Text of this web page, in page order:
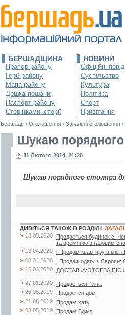
БЕРШАДЩИНА
Прапор району
Герб району
Мапа району
Дошка пошани
Паспорт району
Сторінками історії
НОВИНИ
Офіційні
Суспільство
Культура
Політика
Спорт
Привітання
Бершадь / Оголошення / Загальні оголошення /
Шукаю порядного
11 Лютого 2014, 21:20
Шукаю порядного столяра
ДИВІТЬСЯ ТАКОЖ В РОЗДІЛІ
» 18.05.2020
Продається будинок с.
та времянка з газовим
» 13.04.2020 . Продам квартиру в
» 08.04.2020 . Продаж одягу з Європи:
» 16.03.2020
» 27.01.2020 Продається тілна
» 26.08.2019 Продается дом
» 21.08.2019 Продам хату
» 03.05.2019 Продам Бджiл: